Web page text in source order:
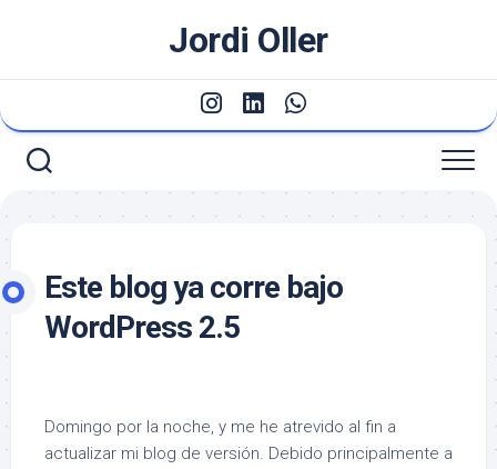
Jordi Oller
Este blog ya corre bajo
WordPress 2.5
Domingo por la noche, y me he atrevido al fin a
actualizar mi blog de versión. Debido principalmente a